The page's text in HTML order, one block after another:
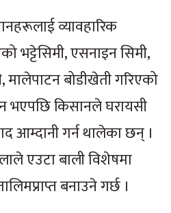
व्यावहारिक
भट्टेसिमी, एसनाइन सिमी,
मालेपाटन बोडीखेती गरिएको
भएपछि किसानले घरायसी
आम्दानी गर्न थालेका छन् ।
एउटा बाली विशेषमा
बनाउने गर्छ ।